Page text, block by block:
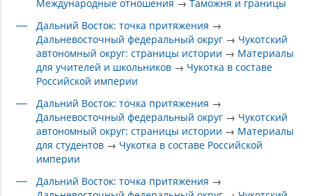
Международные отношения →Таможня и границы
Дальний Восток: точка притяжения →
Дальневосточный федеральный округ → Чукотский
автономный округ: страницы истории → Материалы
для учителей и школьников → Чукотка в составе
Российской империи
Дальний Восток: точка притяжения →
Дальневосточный федеральный округ → Чукотский
автономный округ: страницы истории → Материалы
для студентов → Чукотка в составе Российской
империи
Дальний Восток: точка притяжения →